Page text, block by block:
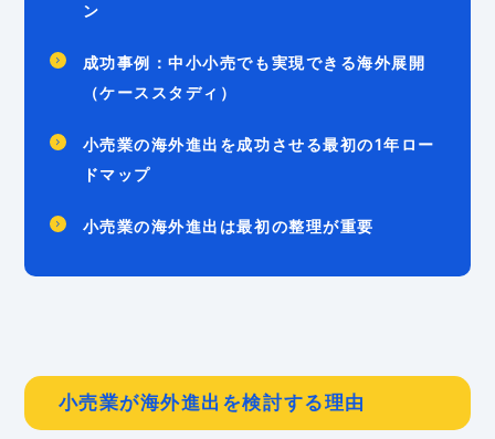
ン
成功事例：中小小売でも実現できる海外展開
（ケーススタディ）
小売業の海外進出を成功させる最初の1年ロー
ドマップ
小売業の海外進出は最初の整理が重要
小売業が海外進出を検討する理由